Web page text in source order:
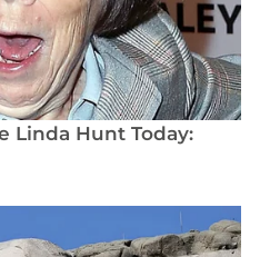
anais/xiii-epcc-
de-producao-
o-hemograma-
a-partir-dos-
. Acesso em:
Alves Xavier de.
completo em